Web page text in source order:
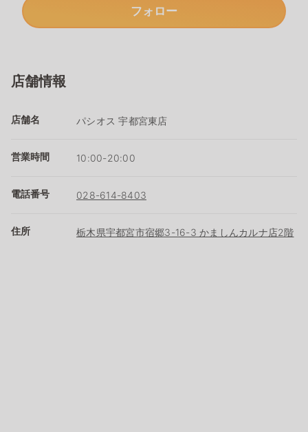
フォロー
店舗情報
店舗名 パシオス 宇都宮東店
営業時間 10:00-20:00
電話番号 028-614-8403
住所 栃木県宇都宮市宿郷3-16-3 かましんカルナ店2階